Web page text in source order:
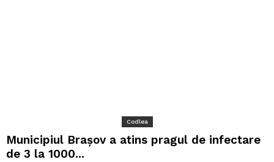
Codlea
Municipiul Brașov a atins pragul de infectare
de 3 la 1000...